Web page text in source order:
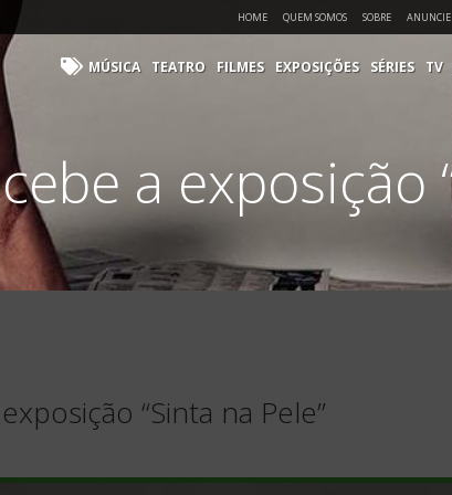
HOME QUEM SOMOS SOBRE ANUNCIE
MÚSICA TEATRO FILMES EXPOSIÇÕES SÉRIES TV
a exposição
“Sinta na Pele”